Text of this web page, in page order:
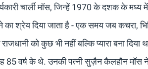
चार्ली मॉस, जिन्हें 1970 के दशक के
का श्रेय दिया जाता है - एक समय जब कचरा,
को कुछ भी नहीं बल्कि प्यारा बना
85 वर्ष के थे.उनकी पत्नी सुज़ैन कैलहौन मॉस